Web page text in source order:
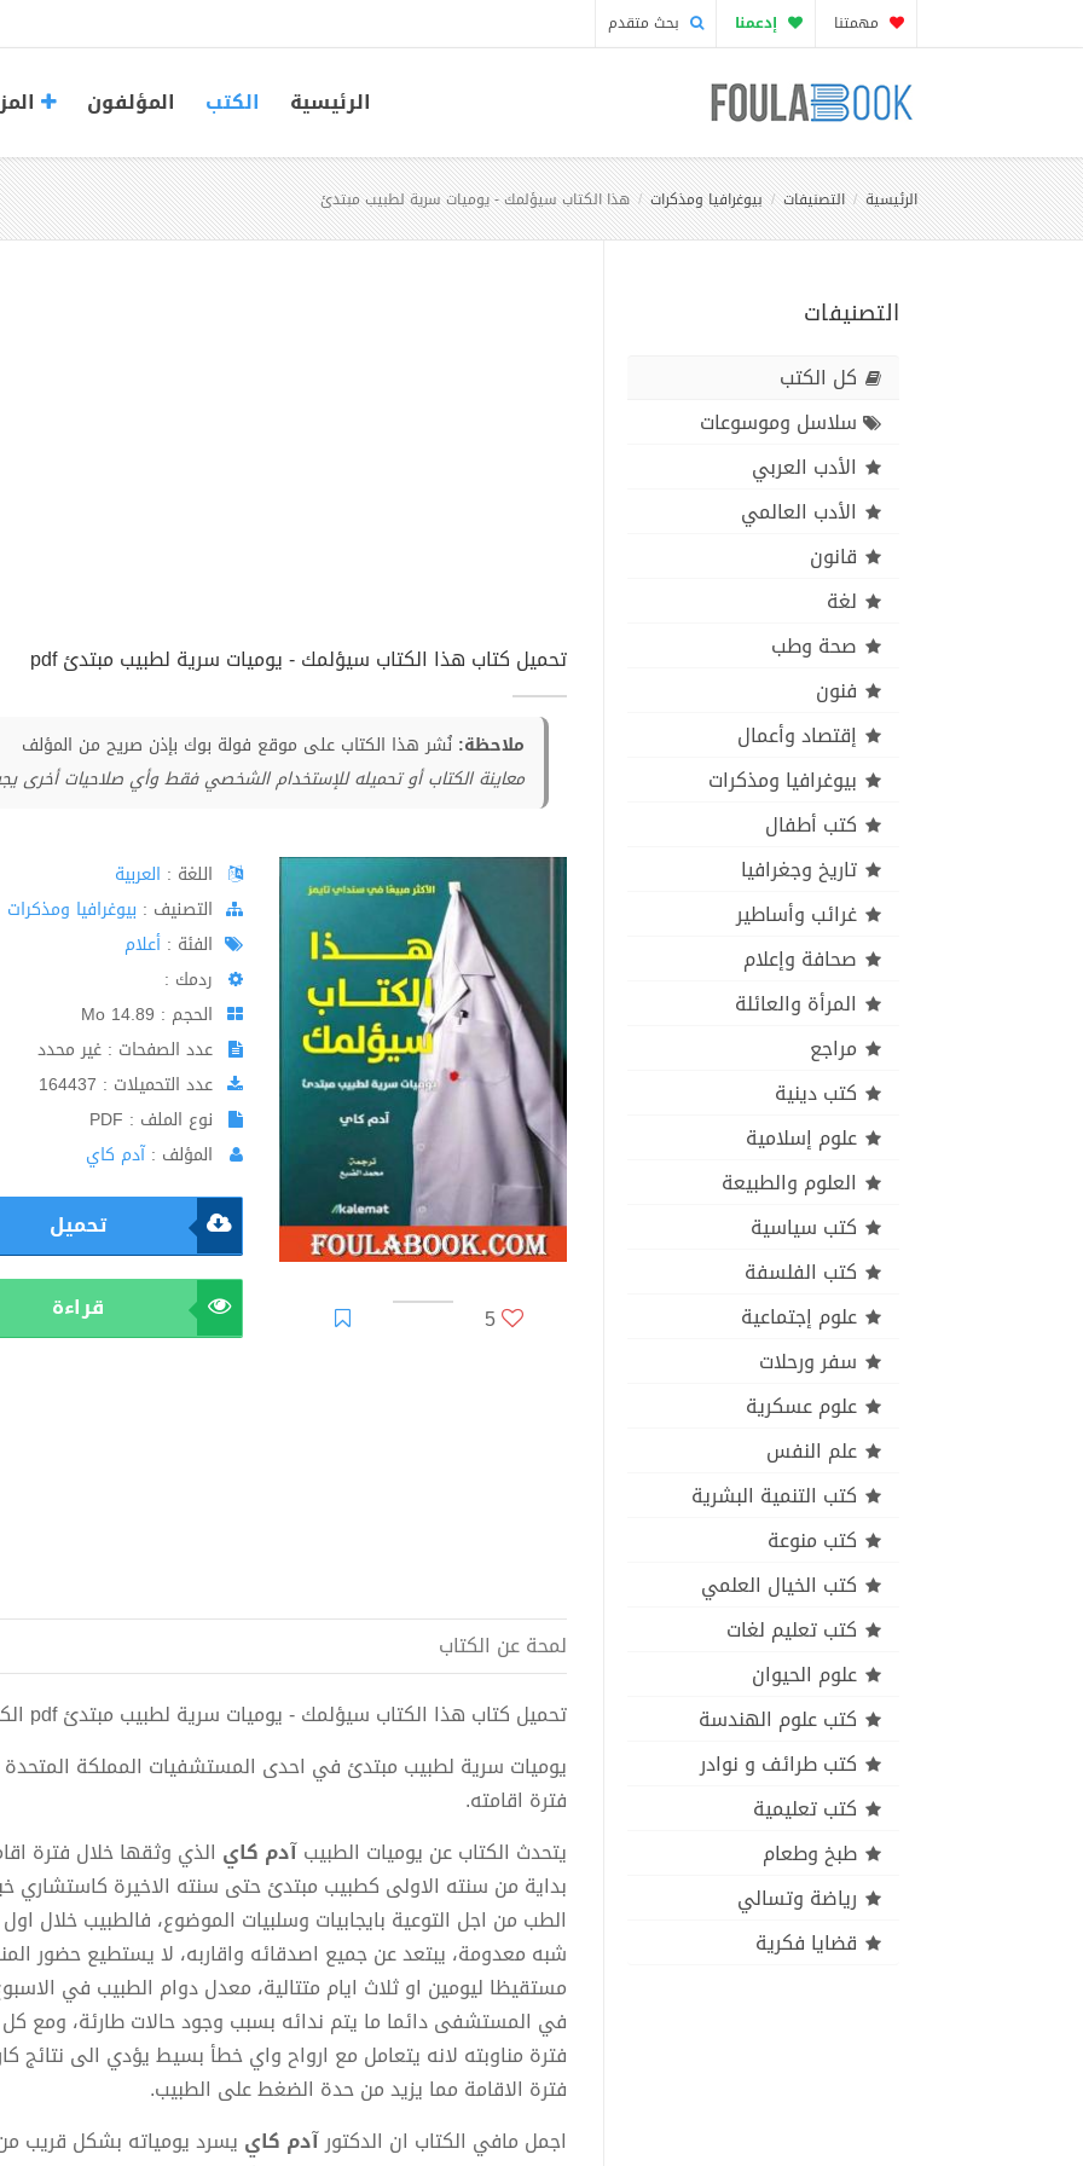
مهمتنا إدعمنا بحث متقدم
الرئيسية الكتب المؤلفون
الرئيسية التصنيفات بيوغرافيا ومذكرات هذا الكتاب سيؤلمك - يوميات سرية لطبيب مبتدئ
التصنيفات
كل الكتب
سلاسل وموسوعات
الأدب العربي
الأدب العالمي
قانون
لغة
صحة وطب
فنون
إقتصاد وأعمال
بيوغرافيا ومذكرات
كتب أطفال
تاريخ وجغرافيا
غرائب وأساطير
صحافة وإعلام
المرأة والعائلة
مراجع
كتب دينية
علوم إسلامية
العلوم والطبيعة
كتب سياسية
كتب الفلسفة
علوم إجتماعية
سفر ورحلات
علوم عسكرية
علم النفس
كتب التنمية البشرية
كتب منوعة
كتب الخيال العلمي
كتب تعليم لغات
علوم الحيوان
كتب علوم الهندسة
كتب طرائف و نوادر
كتب تعليمية
طبخ وطعام
رياضة وتسالي
قضايا فكرية
تحميل كتاب هذا الكتاب سيؤلمك - يوميات سرية لطبيب مبتدئ pdf
ملاحظة: نُشر هذا الكتاب على موقع فولة بوك بإذن صريح من المؤلف
معاينة الكتاب أو تحميله للإستخدام الشخصي فقط وأي صلاحيات أخرى
5
اللغة : العربية
اﻟﺘﺼﻨﻴﻒ : بيوغرافيا ومذكرات
الفئة : أعلام
ردمك :
الحجم : 14.89 Mo
عدد الصفحات : غير محدد
عدد التحميلات : 164437
نوع الملف : PDF
المؤلف :آدم كاي
تحميل
قراءة
لمحة عن الكتاب
تحميل كتاب هذا الكتاب سيؤلمك - يوميات سرية لطبيب مبتدئ pdf الكاتب آدم كاي
يوميات سرية لطبيب مبتدئ في احدى المستشفيات المملكة
فترة اقامته.
يتحدث الكتاب عن يوميات الطبيبآدم كاي الذي وثقها خلال فترة
بداية من سنته الاولى كطبيب مبتدئ حتى سنته الاخيرة كاستشاري
شبه معدومة، يبتعد عن جميع اصدقائه واقاربه، لا يستطيع حضور
في المستشفى دائما ما يتم ندائه بسبب وجود حالات طارئة، ومع
فترة مناوبته لانه يتعامل مع ارواح واي خطأ بسيط يؤدي الى نتائج
فترة الاقامة مما يزيد من حدة الضغط على الطبيب.
اجمل مافي الكتاب ان الدكتورآدم كاي يسرد يومياته بشكل قريب